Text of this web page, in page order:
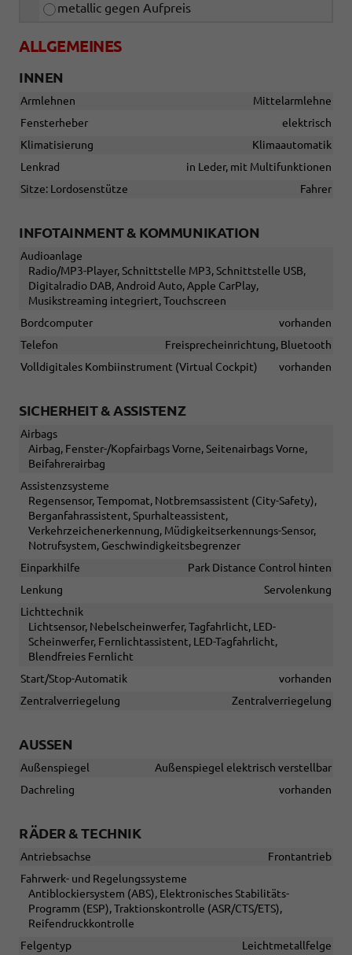
metallic gegen Aufpreis
ALLGEMEINES
INNEN
Armlehnen
Mittelarmlehne
Fensterheber
elektrisch
Klimatisierung
Klimaautomatik
Lenkrad
in Leder, mit Multifunktionen
Sitze: Lordosenstütze
Fahrer
INFOTAINMENT & KOMMUNIKATION
Audioanlage
Radio/MP3-Player, Schnittstelle MP3, Schnittstelle USB,
Digitalradio DAB, Android Auto, Apple CarPlay,
Musikstreaming integriert, Touchscreen
Bordcomputer
vorhanden
Telefon
Freisprecheinrichtung, Bluetooth
Volldigitales Kombiinstrument (Virtual Cockpit)
vorhanden
SICHERHEIT & ASSISTENZ
Airbags
Airbag, Fenster-/Kopfairbags Vorne, Seitenairbags Vorne,
Beifahrerairbag
Assistenzsysteme
Regensensor, Tempomat, Notbremsassistent (City-Safety),
Berganfahrassistent, Spurhalteassistent,
Verkehrzeichenerkennung, Müdigkeitserkennungs-Sensor,
Notrufsystem, Geschwindigkeitsbegrenzer
Einparkhilfe
Park Distance Control hinten
Lenkung
Servolenkung
Lichttechnik
Lichtsensor, Nebelscheinwerfer, Tagfahrlicht, LED-
Scheinwerfer, Fernlichtassistent, LED-Tagfahrlicht,
Blendfreies Fernlicht
Start/Stop-Automatik
vorhanden
Zentralverriegelung
Zentralverriegelung
AUSSEN
Außenspiegel
Außenspiegel elektrisch verstellbar
Dachreling
vorhanden
RÄDER & TECHNIK
Antriebsachse
Frontantrieb
Fahrwerk- und Regelungssysteme
Antiblockiersystem (ABS), Elektronisches Stabilitäts-
Programm (ESP), Traktionskontrolle (ASR/CTS/ETS),
Reifendruckkontrolle
Felgentyp
Leichtmetallfelge